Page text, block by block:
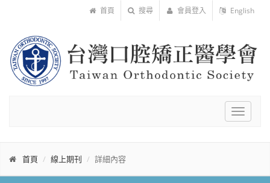
首頁 搜尋 會員登入 English
Toggle
首頁 線上期刊 詳細內容